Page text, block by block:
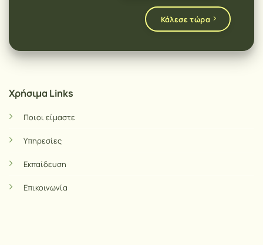
Κάλεσε τώρα
Χρήσιμα Links
Ποιοι είμαστε
Υπηρεσίες
Εκπαίδευση
Επικοινωνία